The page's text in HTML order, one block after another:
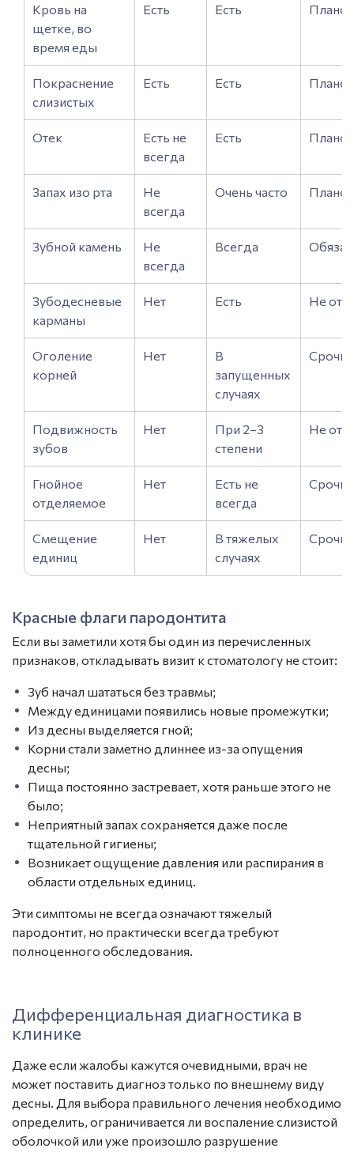
Кровь на
щетке, во
время еды
Есть Есть
Покраснение
слизистых
Есть Есть
Отек
Есть не
всегда
Есть
Запах изо рта
Не
всегда
Очень часто
Зубной камень
Не
всегда
Всегда
Зубодесневые
карманы
Нет Есть Не
Оголение
корней
Нет
В
запущенных
случаях
Срочно
Подвижность
зубов
Нет
При 2–3
степени
Не
Гнойное
отделяемое
Нет
Есть не
всегда
Срочно
Смещение
единиц
Нет
В тяжелых
случаях
Срочно
Красные флаги пародонтита
Если вы заметили хотя бы один из перечисленных
признаков, откладывать визит к стоматологу не стоит:
Зуб начал шататься без травмы;
Между единицами появились новые промежутки;
Из десны выделяется гной;
Корни стали заметно длиннее из-за опущения
десны;
Пища постоянно застревает, хотя раньше этого не
было;
Неприятный запах сохраняется даже после
тщательной гигиены;
Возникает ощущение давления или распирания в
области отдельных единиц.
Эти симптомы не всегда означают тяжелый
пародонтит, но практически всегда требуют
полноценного обследования.
Дифференциальная диагностика в
клинике
Даже если жалобы кажутся очевидными, врач не
может поставить диагноз только по внешнему виду
десны. Для выбора правильного лечения необходимо
определить, ограничивается ли воспаление слизистой
оболочкой или уже произошло разрушение